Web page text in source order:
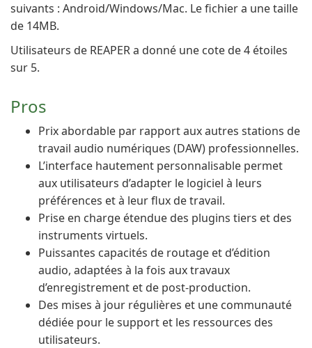
suivants : Android/Windows/Mac. Le fichier a une taille
de 14MB.
Utilisateurs de REAPER a donné une cote de 4 étoiles
sur 5.
Pros
Prix abordable par rapport aux autres stations de
travail audio numériques (DAW) professionnelles.
L’interface hautement personnalisable permet
aux utilisateurs d’adapter le logiciel à leurs
préférences et à leur flux de travail.
Prise en charge étendue des plugins tiers et des
instruments virtuels.
Puissantes capacités de routage et d’édition
audio, adaptées à la fois aux travaux
d’enregistrement et de post-production.
Des mises à jour régulières et une communauté
dédiée pour le support et les ressources des
utilisateurs.